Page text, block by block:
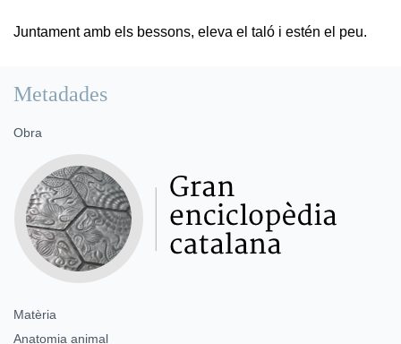
Juntament amb els bessons, eleva el taló i estén el peu.
Metadades
Obra
Matèria
Anatomia animal